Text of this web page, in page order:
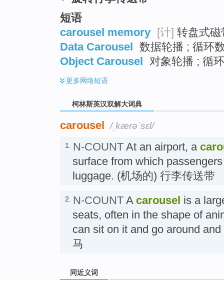
短语
carousel memory [计] 转盘式
Data Carousel 数据轮播 ; 循环
Object Carousel 对象轮播 ; 循
更多网络短语
柯林斯英汉双解大词典
carousel /ˌkærəˈsɛl/
1. N-COUNT At an airport, a
surface from which
luggage. (机场的) 行李传送带
2. N-COUNT A carousel is a
seats, often in the shape of
can sit on it and go around
马
同近义词